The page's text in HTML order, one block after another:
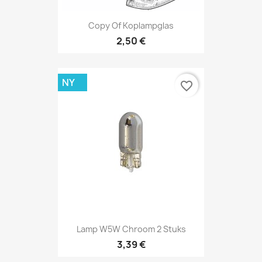
Copy Of Koplampglas
2,50 €
Lamp W5W Chroom 2 Stuks
3,39 €
NY favorite_border